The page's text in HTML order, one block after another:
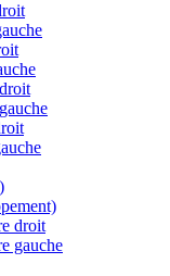
droit
gauche